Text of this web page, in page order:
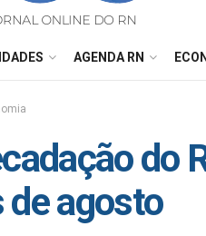
AGENDA RN
do
de agosto